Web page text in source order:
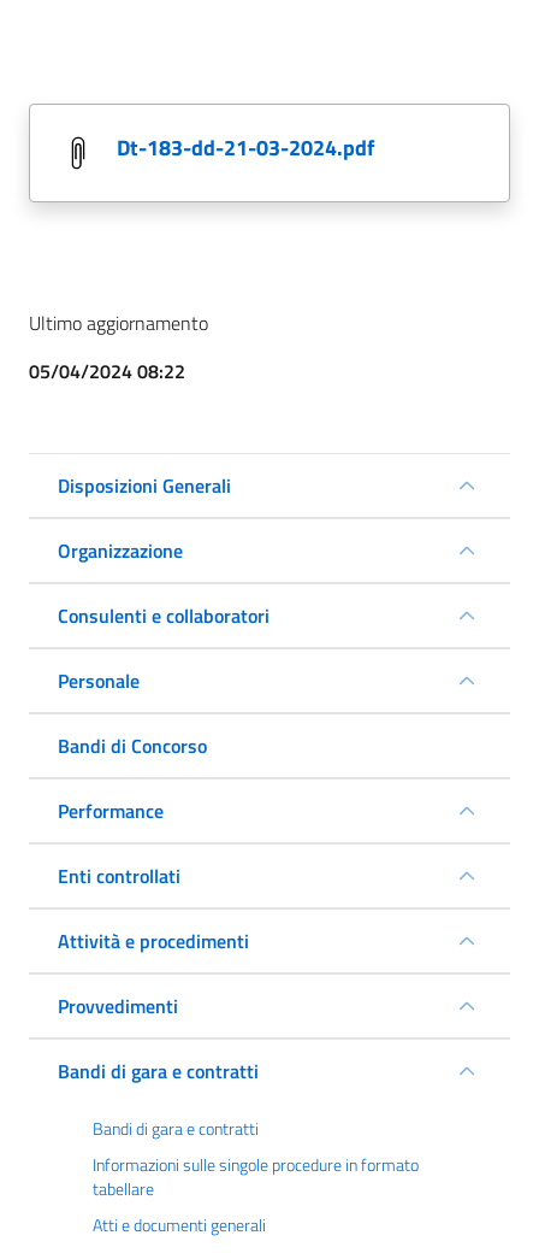
dt-183-dd-21-03-2024.pdf
Ultimo aggiornamento
05/04/2024 08:22
Disposizioni Generali
Organizzazione
Consulenti e collaboratori
Personale
Bandi di Concorso
Performance
Enti controllati
Attività e procedimenti
Provvedimenti
Bandi di gara e contratti
Bandi di gara e contratti
Informazioni sulle singole procedure in formato
tabellare
Atti e documenti generali